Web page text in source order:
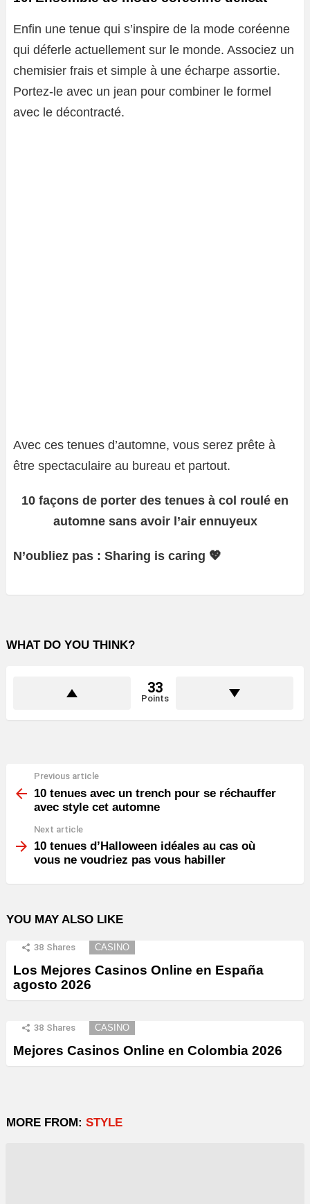
Enfin une tenue qui s’inspire de la mode coréenne
qui déferle actuellement sur le monde. Associez un
chemisier frais et simple à une écharpe assortie.
Portez-le avec un jean pour combiner le formel
avec le décontracté.
Avec ces tenues d’automne, vous serez prête à
être spectaculaire au bureau et partout.
10 façons de porter des tenues à col roulé en
automne sans avoir l’air ennuyeux
N’oubliez pas : Sharing is caring 💖
WHAT DO YOU THINK?
33
Points
more
Previous article
10 tenues avec un trench pour se réchauffer
avec style cet automne
Next article
10 tenues d’Halloween idéales au cas où
vous ne voudriez pas vous habiller
YOU MAY ALSO LIKE
38 Shares CASINO
Los Mejores Casinos Online en España
agosto 2026
38 Shares CASINO
Mejores Casinos Online en Colombia 2026
MORE FROM: STYLE